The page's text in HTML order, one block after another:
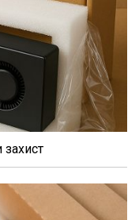
захист